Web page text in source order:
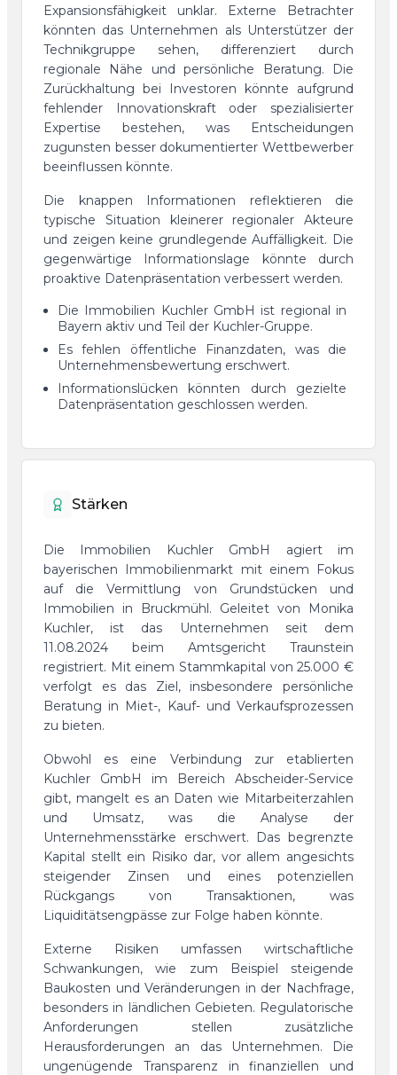
Expansionsfähigkeit unklar. Externe Betrachter
könnten das Unternehmen als Unterstützer der
Technikgruppe sehen, differenziert durch
regionale Nähe und persönliche Beratung. Die
Zurückhaltung bei Investoren könnte aufgrund
fehlender Innovationskraft oder spezialisierter
Expertise bestehen, was Entscheidungen
zugunsten besser dokumentierter Wettbewerber
beeinflussen könnte.
Die knappen Informationen reflektieren die
typische Situation kleinerer regionaler Akteure
und zeigen keine grundlegende Auffälligkeit. Die
gegenwärtige Informationslage könnte durch
proaktive Datenpräsentation verbessert werden.
Die Immobilien Kuchler GmbH ist regional in
Bayern aktiv und Teil der Kuchler-Gruppe.
Es fehlen öffentliche Finanzdaten, was die
Unternehmensbewertung erschwert.
Informationslücken könnten durch gezielte
Datenpräsentation geschlossen werden.
Stärken
Die Immobilien Kuchler GmbH agiert im
bayerischen Immobilienmarkt mit einem Fokus
auf die Vermittlung von Grundstücken und
Immobilien in Bruckmühl. Geleitet von Monika
Kuchler, ist das Unternehmen seit dem
11.08.2024 beim Amtsgericht Traunstein
registriert. Mit einem Stammkapital von 25.000 €
verfolgt es das Ziel, insbesondere persönliche
Beratung in Miet-, Kauf- und Verkaufsprozessen
zu bieten.
Obwohl es eine Verbindung zur etablierten
Kuchler GmbH im Bereich Abscheider-Service
gibt, mangelt es an Daten wie Mitarbeiterzahlen
und Umsatz, was die Analyse der
Unternehmensstärke erschwert. Das begrenzte
Kapital stellt ein Risiko dar, vor allem angesichts
steigender Zinsen und eines potenziellen
Rückgangs von Transaktionen, was
Liquiditätsengpässe zur Folge haben könnte.
Externe Risiken umfassen wirtschaftliche
Schwankungen, wie zum Beispiel steigende
Baukosten und Veränderungen in der Nachfrage,
besonders in ländlichen Gebieten. Regulatorische
Anforderungen stellen zusätzliche
Herausforderungen an das Unternehmen. Die
ungenügende Transparenz in finanziellen und